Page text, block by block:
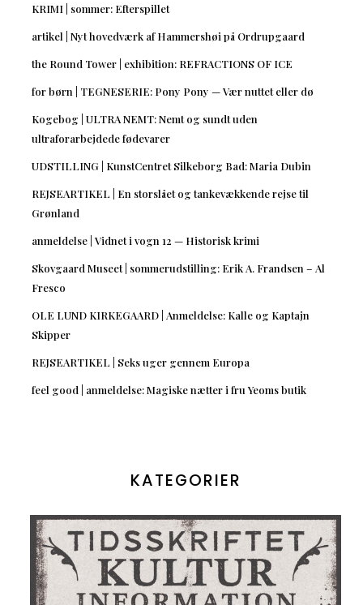
KRIMI | sommer: Efterspillet
artikel | Nyt hovedværk af Hammershøi på Ordrupgaard
the Round Tower | exhibition: REFRACTIONS OF ICE
for børn | TEGNESERIE: Pony Pony — Vær nuttet eller dø
Kogebog | ULTRA NEMT: Nemt og sundt uden
ultraforarbejdede fødevarer
UDSTILLING | KunstCentret Silkeborg Bad: Maria Dubin
REJSEARTIKEL | En storslået og tankevækkende rejse til
Grønland
anmeldelse | Vidnet i vogn 12 — Historisk krimi
Skovgaard Museet | sommerudstilling: Erik A. Frandsen – Al
Fresco
OLE LUND KIRKEGAARD | Anmeldelse: Kalle og Kaptajn
Skipper
REJSEARTIKEL | Seks uger gennem Europa
feel good | anmeldelse: Magiske nætter i fru Yeoms butik
KATEGORIER